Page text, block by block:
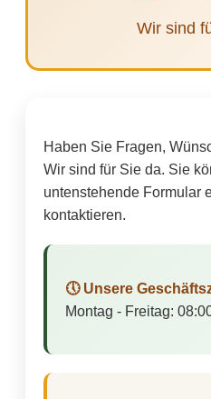
Wir sind
Haben Sie Fragen,
Wir sind für Sie da. Sie
untenstehende Formular
kontaktieren.
🕔 Unsere
Montag - Freitag: